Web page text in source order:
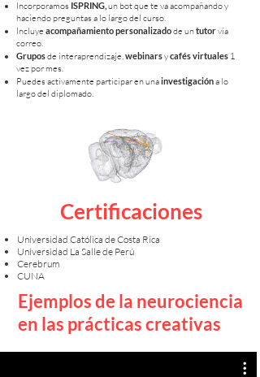
Incorporamos ISPRING, un bot que te va acompañando y
haciendo preguntas a lo largo del curso.
Incluye acompañamiento personalizadode untutorvía
correo.
Gruposde interaprendizaje,webinarsycafés virtuales 1
vez por mes.
Puedes activamente participar en unainvestigacióna lo
largo del diplomado.
Certificaciones
Universidad Católica de Costa Rica
Universidad La Salle de Perú
Cerebrum
CUNA
Ejemplos de la neurociencia
en las prácticas creativas